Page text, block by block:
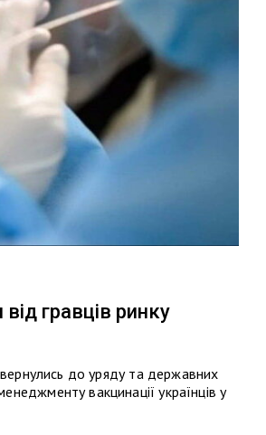
гравців ринку
до уряду та державних
вакцинації українців у